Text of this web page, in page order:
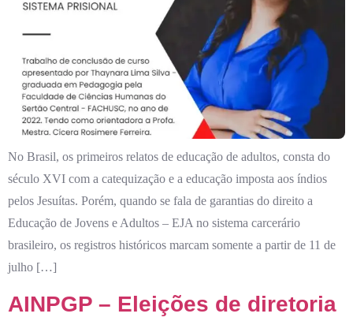
No Brasil, os primeiros relatos de educação de adultos, consta do
século XVI com a catequização e a educação imposta aos índios
pelos Jesuítas. Porém, quando se fala de garantias do direito a
Educação de Jovens e Adultos – EJA no sistema carcerário
brasileiro, os registros históricos marcam somente a partir de 11 de
julho […]
AINPGP – Eleições de diretoria